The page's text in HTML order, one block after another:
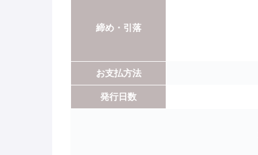
締め・引落
お支払方法
発行日数